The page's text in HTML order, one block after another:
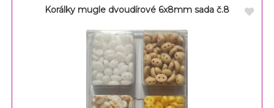
Korálky mugle dvoudírové 6x8mm sada č.8